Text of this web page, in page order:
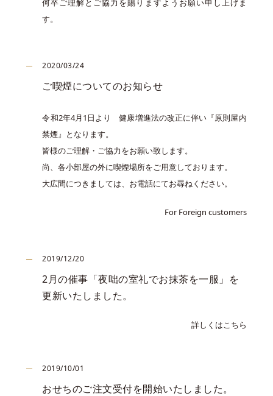
何卒ご理解とご協力を賜りますようお願い申し上げま
す。
2020/03/24
ご喫煙についてのお知らせ
令和2年4月1日より 健康増進法の改正に伴い『原則屋内
禁煙』となります。
皆様のご理解・ご協力をお願い致します。
尚、各小部屋の外に喫煙場所をご用意しております。
大広間につきましては、お電話にてお尋ねください。
For Foreign customers
2019/12/20
2月の催事「夜咄の室礼でお抹茶を一服」を
更新いたしました。
詳しくはこちら
2019/10/01
おせちのご注文受付を開始いたしました。